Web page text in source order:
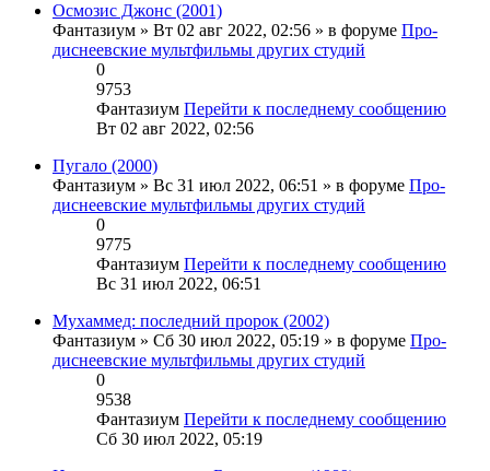
Осмозис Джонс (2001)
Фантазиум » Вт 02 авг 2022, 02:56 » в форуме Про-
диснеевские мультфильмы других студий
0
9753
Фантазиум Перейти к последнему сообщению
Вт 02 авг 2022, 02:56
Пугало (2000)
Фантазиум » Вс 31 июл 2022, 06:51 » в форуме Про-
диснеевские мультфильмы других студий
0
9775
Фантазиум Перейти к последнему сообщению
Вс 31 июл 2022, 06:51
Мухаммед: последний пророк (2002)
Фантазиум » Сб 30 июл 2022, 05:19 » в форуме Про-
диснеевские мультфильмы других студий
0
9538
Фантазиум Перейти к последнему сообщению
Сб 30 июл 2022, 05:19